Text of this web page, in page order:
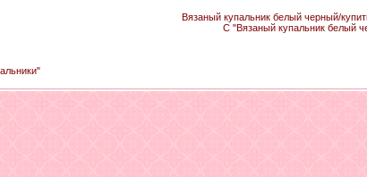
Вязаный купальник белый черный/
С "Вязаный купальник белый